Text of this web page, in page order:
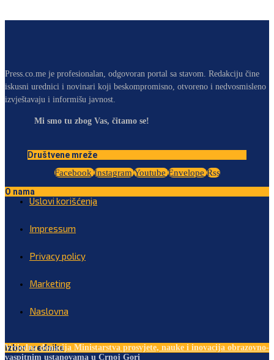
Press.co.me je profesionalan, odgovoran portal sa stavom. Redakciju čine
iskusni urednici i novinari koji beskompromisno, otvoreno i nedvosmisleno
izvještavaju i informišu javnost.
Mi smo tu zbog Vas, čitamo se!
Društvene mreže
Facebook Instagram Youtube Envelope Rss
O nama
Uslovi korišćenja
Impressum
Privacy policy
Marketing
Naslovna
Izbor urednika
Vrijedna donacija Ministarstva prosvjete, nauke i inovacija obrazovno-
vaspitnim ustanovama u Crnoj Gori